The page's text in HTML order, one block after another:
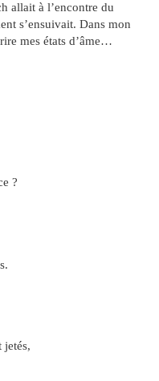
allait à l’encontre du
s’ensuivait. Dans mon
mes états d’âme…
?
jetés,